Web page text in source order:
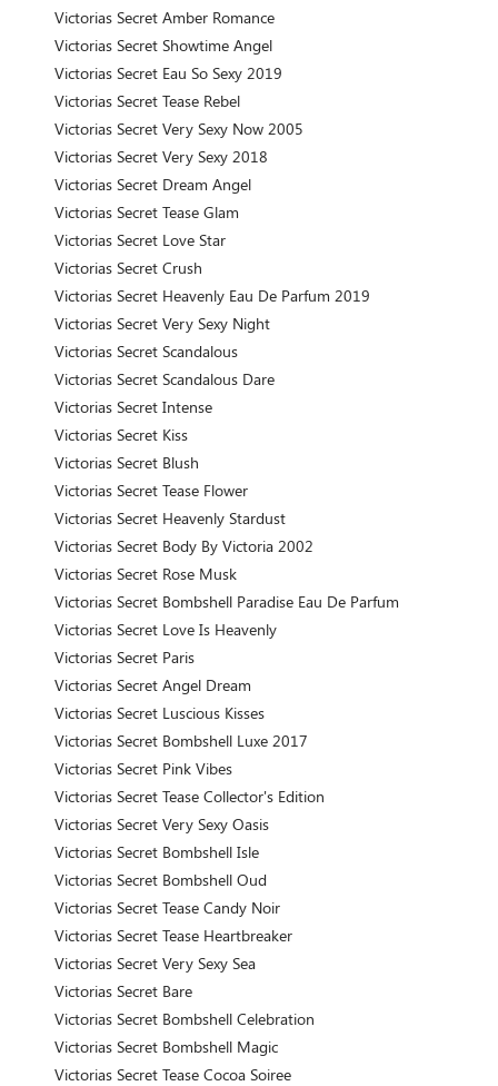
Victorias Secret Amber Romance
Victorias Secret Showtime Angel
Victorias Secret Eau So Sexy 2019
Victorias Secret Tease Rebel
Victorias Secret Very Sexy Now 2005
Victorias Secret Very Sexy 2018
Victorias Secret Dream Angel
Victorias Secret Tease Glam
Victorias Secret Love Star
Victorias Secret Crush
Victorias Secret Heavenly Eau De Parfum 2019
Victorias Secret Very Sexy Night
Victorias Secret Scandalous
Victorias Secret Scandalous Dare
Victorias Secret Intense
Victorias Secret Kiss
Victorias Secret Blush
Victorias Secret Tease Flower
Victorias Secret Heavenly Stardust
Victorias Secret Body By Victoria 2002
Victorias Secret Rose Musk
Victorias Secret Bombshell Paradise Eau De Parfum
Victorias Secret Love Is Heavenly
Victorias Secret Paris
Victorias Secret Angel Dream
Victorias Secret Luscious Kisses
Victorias Secret Bombshell Luxe 2017
Victorias Secret Pink Vibes
Victorias Secret Tease Collector's Edition
Victorias Secret Very Sexy Oasis
Victorias Secret Bombshell Isle
Victorias Secret Bombshell Oud
Victorias Secret Tease Candy Noir
Victorias Secret Tease Heartbreaker
Victorias Secret Very Sexy Sea
Victorias Secret Bare
Victorias Secret Bombshell Celebration
Victorias Secret Bombshell Magic
Victorias Secret Tease Cocoa Soiree